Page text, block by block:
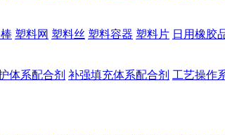
塑料网 塑料丝 塑料容器 塑料片 日用橡胶
体系配合剂 补强填充体系配合剂 工艺操作